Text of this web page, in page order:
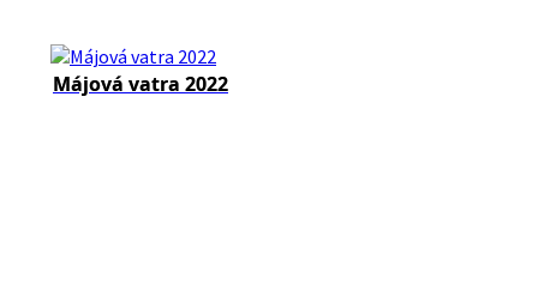
Májová vatra 2022